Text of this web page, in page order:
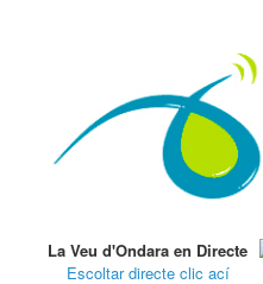
La Veu d'Ondara en Directe
Escoltar directe clic ací